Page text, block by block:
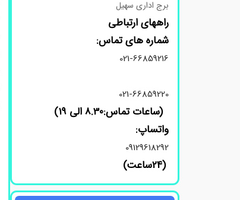
برج اداری سهیل
راههای ارتباطی
شماره های تماس:
021-66859216
021-66859220
(ساعات تماس:8.30 الی 19)
واتساپ:
09129618292
(24ساعت)